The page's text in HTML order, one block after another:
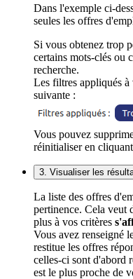
Dans l'exemple ci-
seules les offres
Si vous obtenez trop
certains mots-clés ou
recherche.
Les filtres appliqués à
suivante :
Vous pouvez
réinitialiser en
3. Visualiser les
La liste des offres
pertinence. Cela veut
plus à vos critères
Vous avez renseigné
restitue les offres
celles-ci sont d'abord
est le plus proche de